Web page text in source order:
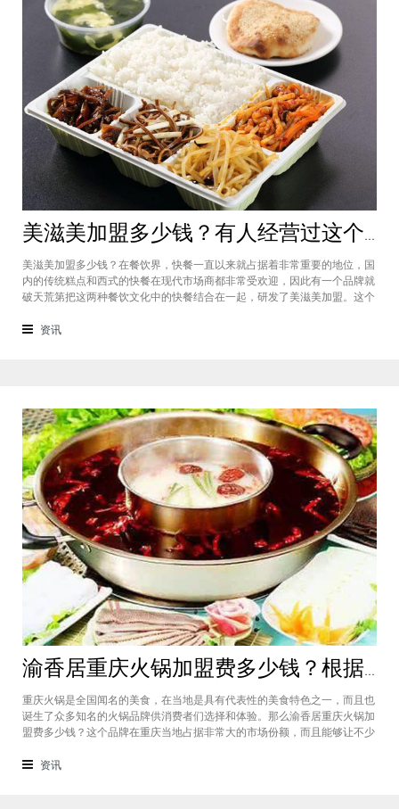
美滋美加盟多少钱？有人经营过这个快餐品牌吗
美滋美加盟多少钱？在餐饮界，快餐一直以来就占据着非常重要的地位，国
内的传统糕点和西式的快餐在现代市场商都非常受欢迎，因此有一个品牌就
破天荒第把这两种餐饮文化中的快餐结合在一起，研发了美滋美加盟。这个
吗，加盟费是多少？美滋美加盟多少钱？这个品牌是进来十分火爆的一个餐
资讯
渝香居重庆火锅加盟费多少钱？根据所在城市进行规划非常合适创业
重庆火锅是全国闻名的美食，在当地是具有代表性的美食特色之一，而且也
诞生了众多知名的火锅品牌供消费者们选择和体验。那么渝香居重庆火锅加
盟费多少钱？这个品牌在重庆当地占据非常大的市场份额，而且能够让不少
者所在城市进行制定和规划的，渝香居重庆火锅加盟成为了大家心中非常合
资讯